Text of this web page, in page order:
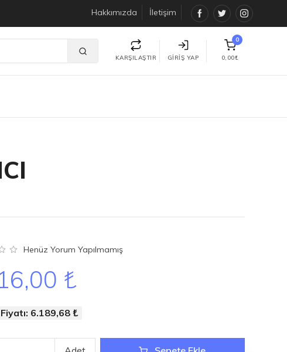
Hakkımızda İletişim Facebook
Twitter
KARŞILAŞTIR GIRIŞ YAP
0
0,00₺
Henüz Yorum Yapılmamış
₺
6.189,68 ₺